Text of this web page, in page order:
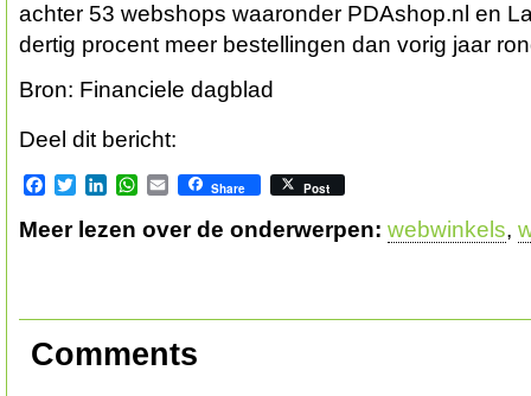
achter 53 webshops waaronder PDAshop.nl en
dertig procent meer bestellingen dan vorig jaar
Bron: Financiele dagblad
Deel dit bericht:
Facebook
TwitterLinkedInWhatsApp
EmailShare Post
Meer lezen over de onderwerpen: webwinkels,
Comments